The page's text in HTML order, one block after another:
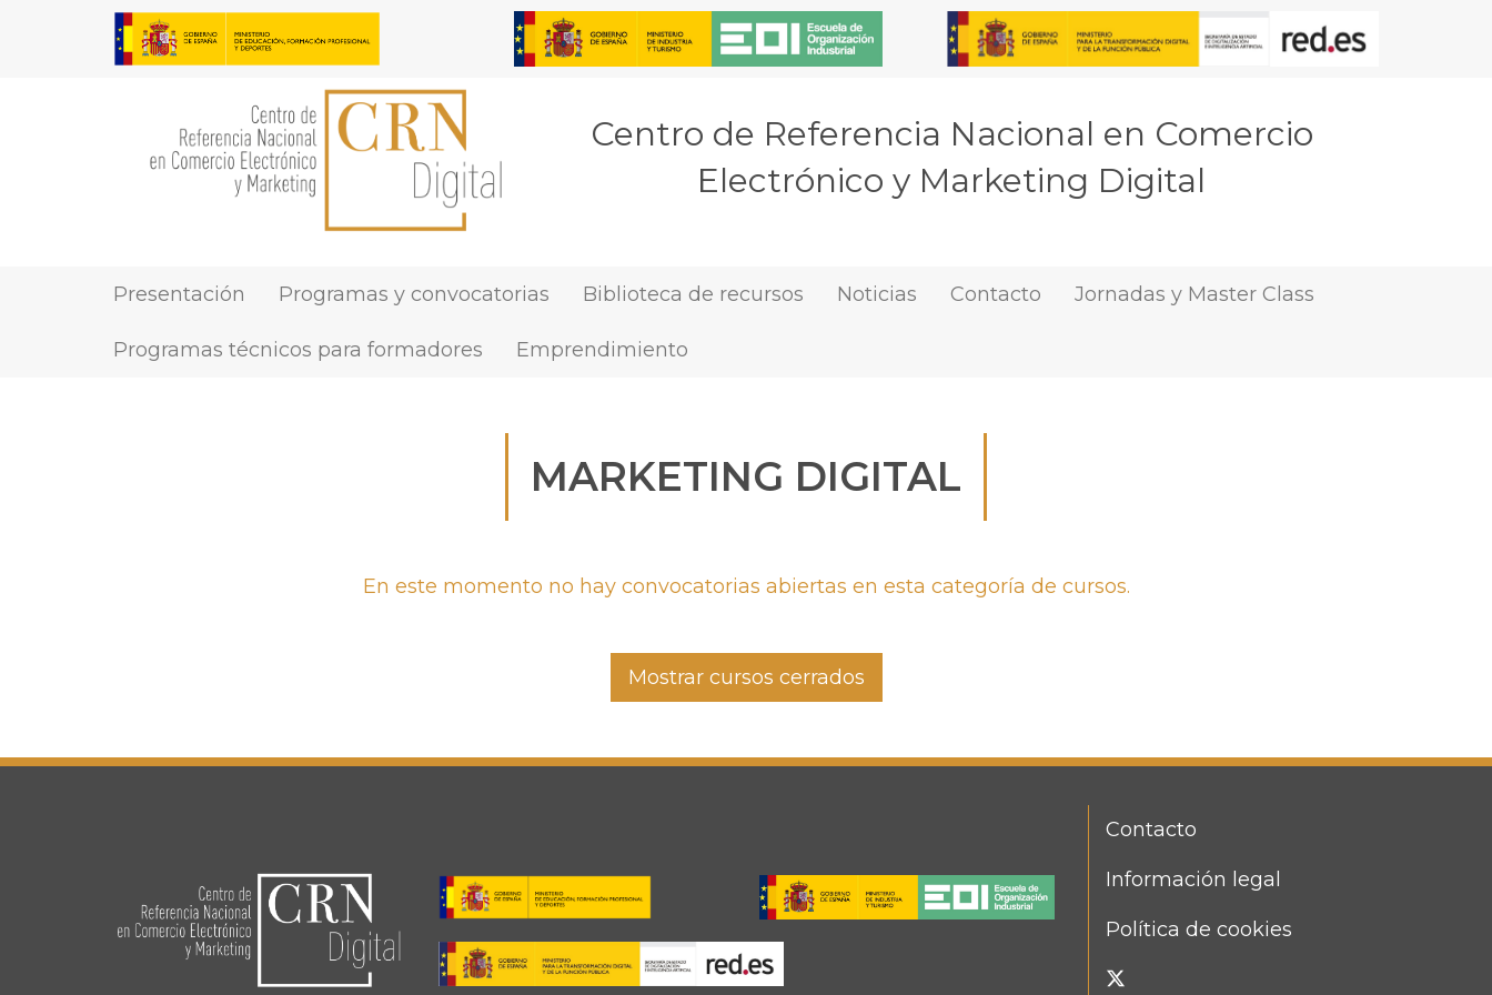
Centro de Referencia Nacional en Comercio
Electrónico y Marketing Digital
MAIN
NAVIGATION
Presentación Programas y convocatorias Biblioteca de recursos Noticias Contacto Jornadas y Master Class
Programas técnicos para formadores Emprendimiento
MARKETING DIGITAL
En este momento no hay convocatorias abiertas en esta categoría de cursos.
Mostrar cursos cerrados
FOOTER
MENU
Contacto
Información legal
Política de cookies